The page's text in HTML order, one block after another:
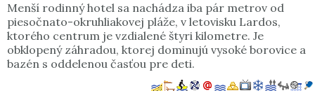
Menší rodinný hotel sa nachádza iba pár metrov od
piesočnato-okruhliakovej pláže, v letovisku Lardos,
ktorého centrum je vzdialené štyri kilometre. Je
obklopený záhradou, ktorej dominujú vysoké borovice a
bazén s oddelenou časťou pre deti.